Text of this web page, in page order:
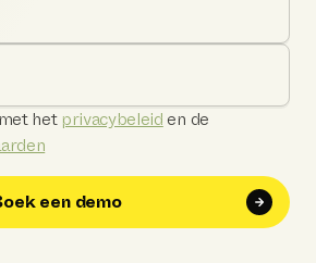
het privacybeleid en de
een demo